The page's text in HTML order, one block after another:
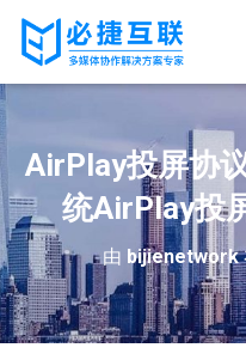
AirPlay投屏协
统AirPlay投
由 bijienetwork